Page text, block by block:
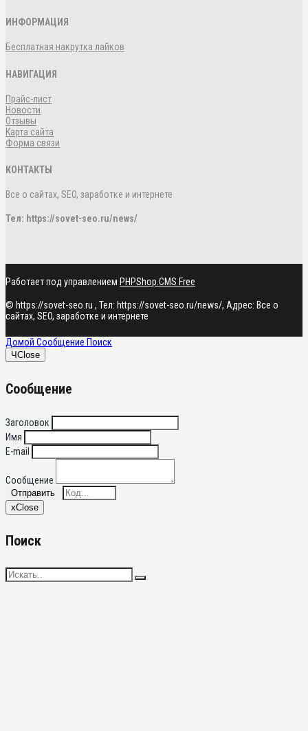
ИНФОРМАЦИЯ
Бесплатная накрутка лайков
НАВИГАЦИЯ
Прайс-лист
Новости
Отзывы
Карта сайта
Форма связи
КОНТАКТЫ
Все о сайтах, SEO, заработке и интернете
Тел: https://sovet-seo.ru/news/
Работает под управлением PHPShop.CMS Free
© https://sovet-seo.ru , Тел: https://sovet-seo.ru/news/, Адрес: Все о
сайтах, SEO, заработке и интернете
Домой Сообщение Поиск
ЧClose
Сообщение
Заголовок
Имя
E-mail
Сообщение
Отправить
xClose
Поиск